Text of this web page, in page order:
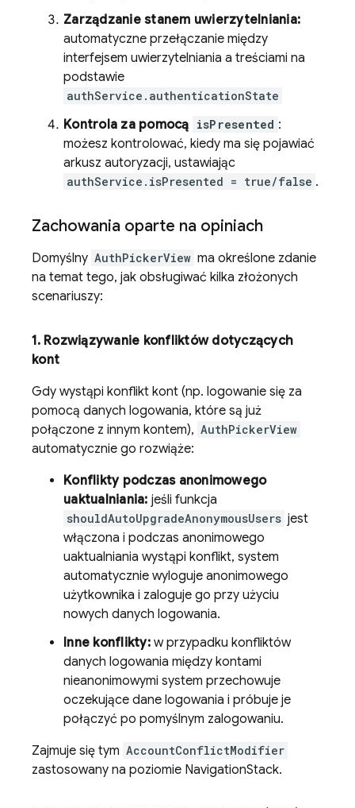
Zarządzanie stanem uwierzytelniania:
automatyczne przełączanie między
interfejsem uwierzytelniania a treściami na
podstawie
authService.authenticationState
Kontrola za pomocą isPresented :
możesz kontrolować, kiedy ma się pojawiać
arkusz autoryzacji, ustawiając
authService.isPresented = true/false .
Zachowania oparte na opiniach
Domyślny AuthPickerView ma określone zdanie
na temat tego, jak obsługiwać kilka złożonych
scenariuszy:
1. Rozwiązywanie konfliktów dotyczących
kont
Gdy wystąpi konflikt kont (np. logowanie się za
pomocą danych logowania, które są już
połączone z innym kontem), AuthPickerView
automatycznie go rozwiąże:
Konflikty podczas anonimowego
uaktualniania: jeśli funkcja
shouldAutoUpgradeAnonymousUsers jest
włączona i podczas anonimowego
uaktualniania wystąpi konflikt, system
automatycznie wyloguje anonimowego
użytkownika i zaloguje go przy użyciu
nowych danych logowania.
Inne konflikty:w przypadku konfliktów
danych logowania między kontami
nieanonimowymi system przechowuje
oczekujące dane logowania i próbuje je
połączyć po pomyślnym zalogowaniu.
Zajmuje się tym AccountConflictModifier
zastosowany na poziomie NavigationStack.